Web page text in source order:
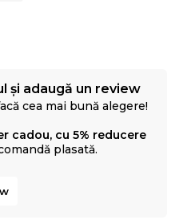
de Arcuri7Z Green
fara propagarea miscarilor
și adaugă un review
cea mai bună alegere!
cadou, cu 5% reducere
plasată.